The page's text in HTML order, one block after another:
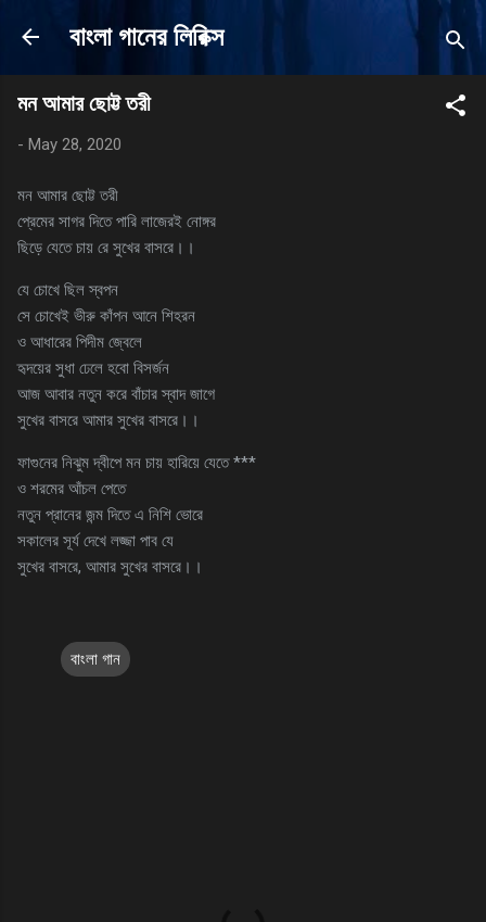
Skip to main content
বাংলা গানের লিরিক্স
মন আমার ছোট্ট তরী
- May 28, 2020
মন আমার ছোট্ট তরী
প্রেমের সাগর দিতে পারি লাজেরই নোঙ্গর
ছিড়ে যেতে চায় রে সুখের বাসরে।।
যে চোখে ছিল স্বপন
সে চোখেই ভীরু কাঁপন আনে শিহরন
ও আধারের পিদীম জ্বেলে
হৃদয়ের সুধা ঢেলে হবো বিসর্জন
আজ আবার নতুন করে বাঁচার স্বাদ জাগে
সুখের বাসরে আমার সুখের বাসরে।।
ফাগুনের নিঝুম দ্বীপে মন চায় হারিয়ে যেতে ***
ও শরমের আঁচল পেতে
নতুন প্রানের জন্ম দিতে এ নিশি ভোরে
সকালের সূর্য দেখে লজ্জা পাব যে
সুখের বাসরে, আমার সুখের বাসরে।।
বাংলা গান